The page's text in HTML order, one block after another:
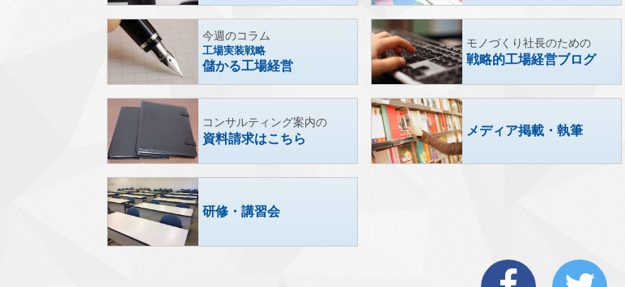
今週のコラム
工場実装戦略
儲かる工場経営
モノづくり社長のための
戦略的工場経営ブログ
コンサルティング案内の
資料請求はこちら
メディア掲載・執筆
研修・講習会